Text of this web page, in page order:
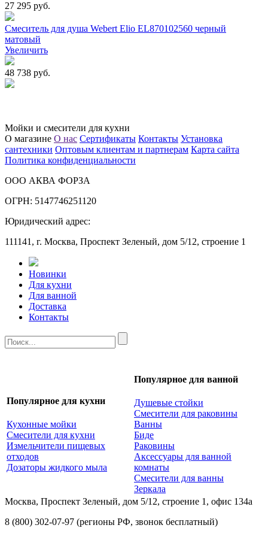
27 295 руб.
Смеситель для душа Webert Elio EL870102560 черный
матовый
Увеличить
48 738 руб.
Мойки и смесители для кухни
О магазине О нас Сертификаты Контакты Установка
сантехники Оптовым клиентам и партнерам Карта сайта
Политика конфиденциальности
ООО АКВА ФОРЗА
ОГРН: 5147746251120
Юридический адрес:
111141, г. Москва, Проспект Зеленый, дом 5/12, строение 1
Новинки
Для кухни
Для ванной
Доставка
Контакты
Популярное для кухни
Кухонные мойки
Смесители для кухни
Измельчители пищевых
отходов
Дозаторы жидкого мыла
Популярное для ванной
Душевые стойки
Смесители для раковины
Ванны
Биде
Раковины
Аксессуары для ванной
комнаты
Смесители для ванны
Зеркала
Москва, Проспект Зеленый, дом 5/12, строение 1, офис 134а
8 (800) 302-07-97 (регионы РФ, звонок бесплатный)